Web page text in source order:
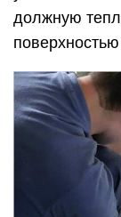
должную